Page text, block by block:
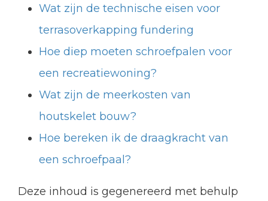
Wat zijn de technische eisen voor
terrasoverkapping fundering
Hoe diep moeten schroefpalen voor
een recreatiewoning?
Wat zijn de meerkosten van
houtskelet bouw?
Hoe bereken ik de draagkracht van
een schroefpaal?
Deze inhoud is gegenereerd met behulp